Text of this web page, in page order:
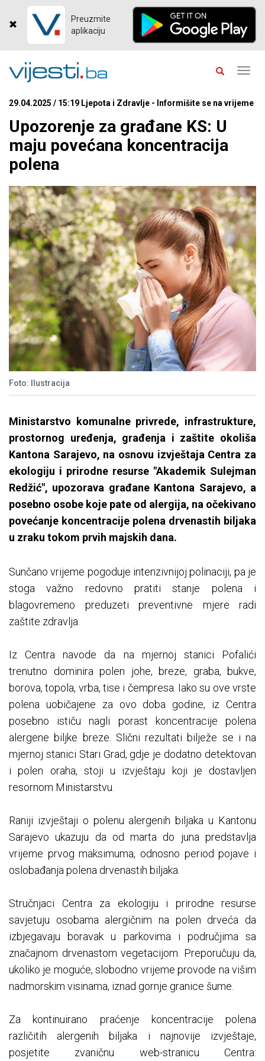
Preuzmite
aplikaciju
29.04.2025 / 15:19 Ljepota i Zdravlje - Informišite se na vrijeme
Upozorenje za građane KS: U
maju povećana koncentracija
polena
Foto: Ilustracija
Ministarstvo komunalne privrede, infrastrukture,
prostornog uređenja, građenja i zaštite okoliša
Kantona Sarajevo, na osnovu izvještaja Centra za
ekologiju i prirodne resurse "Akademik Sulejman
Redžić", upozorava građane Kantona Sarajevo, a
posebno osobe koje pate od alergija, na očekivano
povećanje koncentracije polena drvenastih biljaka
u zraku tokom prvih majskih dana.
Sunčano vrijeme pogoduje intenzivnijoj polinaciji, pa je
stoga važno redovno pratiti stanje polena i
blagovremeno preduzeti preventivne mjere radi
zaštite zdravlja.
Iz Centra navode da na mjernoj stanici Pofalići
trenutno dominira polen johe, breze, graba, bukve,
borova, topola, vrba, tise i čempresa. Iako su ove vrste
polena uobičajene za ovo doba godine, iz Centra
posebno ističu nagli porast koncentracije polena
alergene biljke breze. Slični rezultati bilježe se i na
mjernoj stanici Stari Grad, gdje je dodatno detektovan
i polen oraha, stoji u izvještaju koji je dostavljen
resornom Ministarstvu.
Raniji izvještaji o polenu alergenih biljaka u Kantonu
Sarajevo ukazuju da od marta do juna predstavlja
vrijeme prvog maksimuma, odnosno period pojave i
oslobađanja polena drvenastih biljaka.
Stručnjaci Centra za ekologiju i prirodne resurse
savjetuju osobama alergičnim na polen drveća da
izbjegavaju boravak u parkovima i područjima sa
značajnom drvenastom vegetacijom. Preporučuju da,
ukoliko je moguće, slobodno vrijeme provode na višim
nadmorskim visinama, iznad gornje granice šume.
Za kontinuirano praćenje koncentracije polena
različitih alergenih biljaka i najnovije izvještaje,
posjetite zvaničnu web-stranicu Centra: